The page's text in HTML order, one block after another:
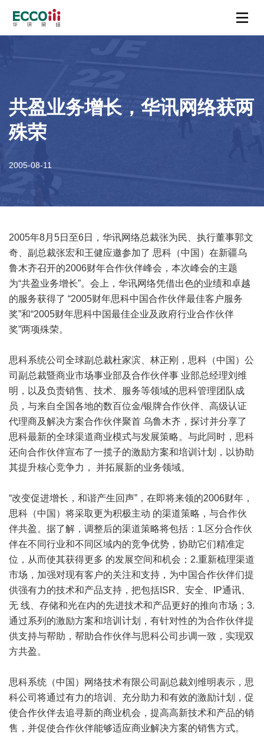
共盈业务增长，华讯网络获两
殊荣
2005-08-11
2005年8月5日至6日，华讯网络总裁张为民、执行董事郭文
奇、副总裁张宏和王健应邀参加了 思科（中国）在新疆乌
鲁木齐召开的2006财年合作伙伴峰会，本次峰会的主题
为“共盈业务增长”。会上，华讯网络凭借出色的业绩和卓越
的服务获得了 “2005财年思科中国合作伙伴最佳客户服务
奖”和“2005财年思科中国最佳企业及政府行业合作伙伴
奖”两项殊荣。
思科系统公司全球副总裁杜家滨、林正刚，思科（中国）公
司副总裁暨商业市场事业部及合作伙伴事 业部总经理刘维
明，以及负责销售、技术、服务等领域的思科管理团队成
员，与来自全国各地的数百位金/银牌合作伙伴、高级认证
代理商及解决方案合作伙伴聚首 乌鲁木齐，探讨并分享了
思科最新的全球渠道商业模式与发展策略。与此同时，思科
还向合作伙伴宣布了一揽子的激励方案和培训计划，以协助
其提升核心竞争力， 并拓展新的业务领域。
“改变促进增长，和谐产生回声”，在即将来领的2006财年，
思科（中国）将采取更为积极主动 的渠道策略，与合作伙
伴共盈。据了解，调整后的渠道策略将包括：1.区分合作伙
伴在不同行业和不同区域内的竞争优势，协助它们精准定
位，从而使其获得更多 的发展空间和机会；2.重新梳理渠道
市场，加强对现有客户的关注和支持，为中国合作伙伴们提
供强有力的技术和产品支持，把包括ISR、安全、IP通讯、
无 线、存储和光在内的先进技术和产品更好的推向市场；3.
通过系列的激励方案和培训计划，有针对性的为合作伙伴提
供支持与帮助，帮助合作伙伴与思科公司步调一致，实现双
方共盈。
思科系统（中国）网络技术有限公司副总裁刘维明表示，思
科公司将通过有力的培训、充分助力和有效的激励计划，促
使合作伙伴去追寻新的商业机会，提高高新技术和产品的销
售，并促使合作伙伴能够适应商业解决方案的销售方式。